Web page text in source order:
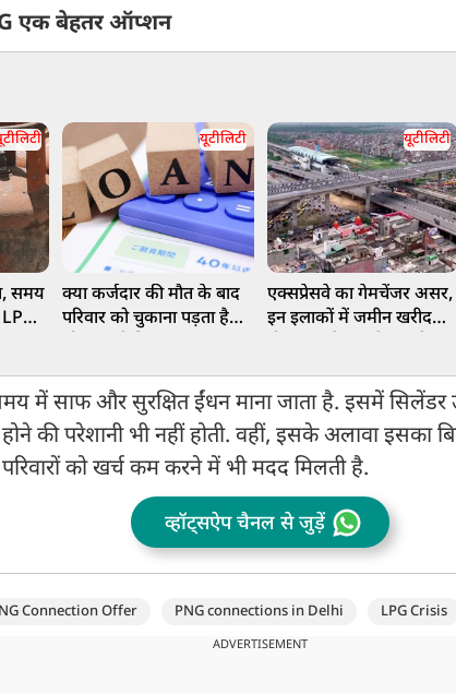
एक बेहतर ऑप्शन
समय
यूटीलिटी
क्या कर्जदार की मौत के बाद
परिवार को चुकाना पड़ता है
यूटीलिटी
एक्सप्रेसवे का गेमचेंजर असर,
इन इलाकों में जमीन खरीदना
में साफ और सुरक्षित ईंधन माना जाता है. इसमें सिलेंडर
की परेशानी भी नहीं होती. वहीं, इसके अलावा इसका
को खर्च कम करने में भी मदद मिलती है.
व्हॉट्सऐप चैनल से जुड़ें
Connection Offer PNG connections in Delhi LPG Crisis
ADVERTISEMENT